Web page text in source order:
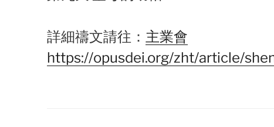
詳細禱文請往： 主業會
https://opusdei.org/zht/article/